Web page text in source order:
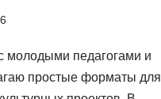
молодыми педагогами и
простые форматы для